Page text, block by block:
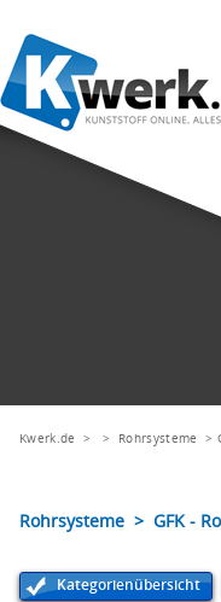
Kwerk.de > > Rohrsysteme >
Rohrsysteme > GFK -
Kategorienübersicht